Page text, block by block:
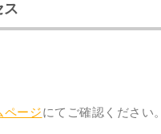
ス
ページにてご確認ください。